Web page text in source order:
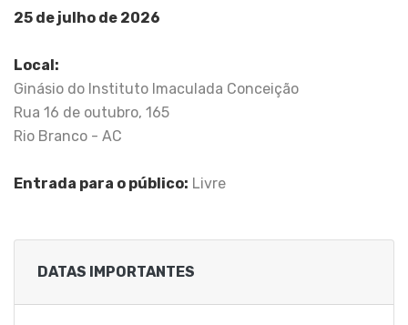
25 de julho de 2026
Local:
Ginásio do Instituto Imaculada Conceição
Rua 16 de outubro, 165
Rio Branco - AC
Entrada para o público: Livre
DATAS IMPORTANTES